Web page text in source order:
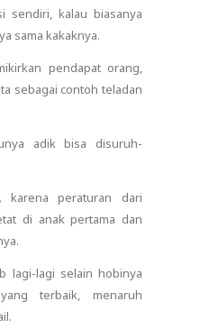
sendiri, kalau biasanya
sama kakaknya.
pendapat orang,
sebagai contoh teladan
adik bisa disuruh-
karena peraturan dari
di anak pertama dan
lagi-lagi selain hobinya
terbaik, menaruh